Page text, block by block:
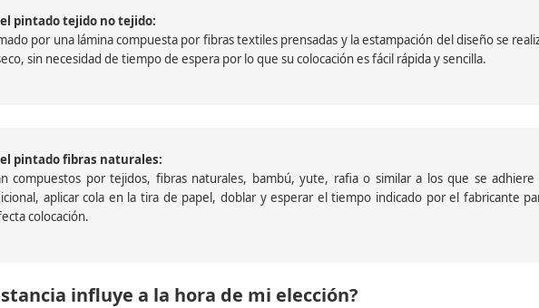
pintado tejido no tejido:
por una lámina compuesta por fibras textiles prensadas y la estampación del diseño se
sin necesidad de tiempo de espera por lo que su colocación es fácil rápida y sencilla.
pintado fibras naturales:
compuestos por tejidos, fibras naturales, bambú, yute, rafia o similar a los que se
aplicar cola en la tira de papel, doblar y esperar el tiempo indicado por el fabricante
colocación.
influye a la hora de mi elección?